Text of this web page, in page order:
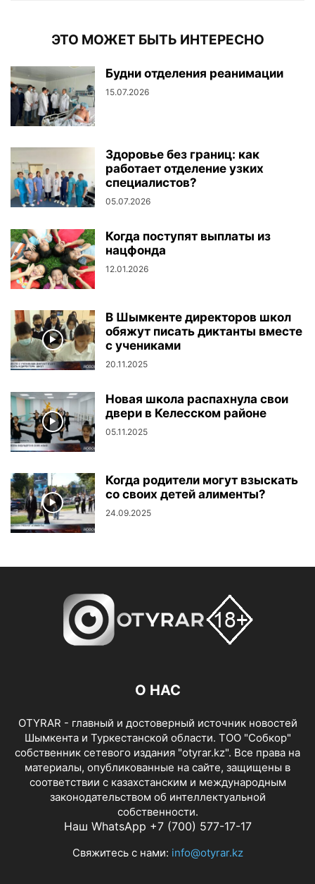
ЭТО МОЖЕТ БЫТЬ ИНТЕРЕСНО
Будни отделения реанимации
15.07.2026
Здоровье без границ: как
работает отделение узких
специалистов?
05.07.2026
Когда поступят выплаты из
нацфонда
12.01.2026
В Шымкенте директоров школ
обяжут писать диктанты вместе
с учениками
20.11.2025
Новая школа распахнула свои
двери в Келесском районе
05.11.2025
Когда родители могут взыскать
со своих детей алименты?
24.09.2025
О НАС
OTYRAR - главный и достоверный источник новостей
Шымкента и Туркестанской области. ТОО "Собкор"
собственник сетевого издания "otyrar.kz". Все права на
материалы, опубликованные на сайте, защищены в
соответствии с казахстанским и международным
законодательством об интеллектуальной
собственности.
Наш WhatsApp +7 (700) 577-17-17
Свяжитесь с нами: info@otyrar.kz